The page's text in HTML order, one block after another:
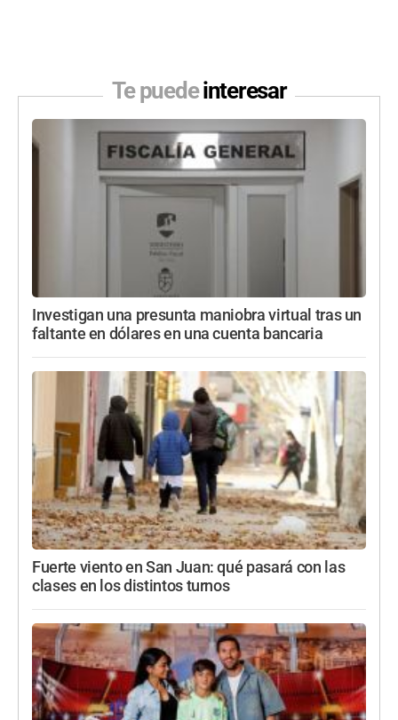
Te puedeinteresar
Investigan una presunta maniobra virtual tras un
faltante en dólares en una cuenta bancaria
Fuerte viento en San Juan: qué pasará con las
clases en los distintos turnos